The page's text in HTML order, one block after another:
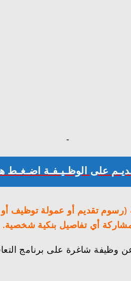
-‏
على الوظـيـفـة اضـغـط
(رسوم تقديم أو عمولة توظيف
أي تفاصيل بنكية شخصية.
شاغرة على برنامج